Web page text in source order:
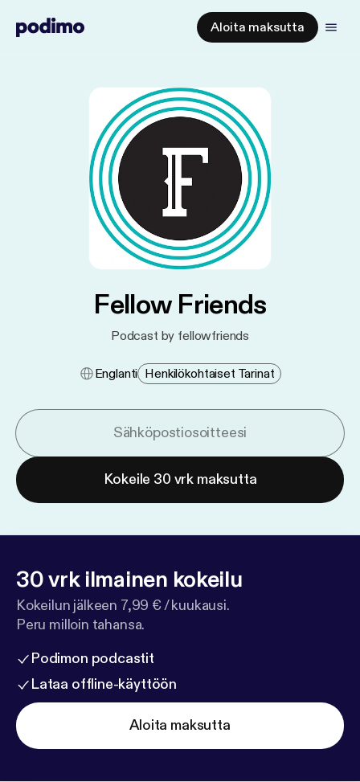
Aloita maksutta
Fellow Friends
Podcast by fellowfriends
Englanti Henkilökohtaiset Tarinat
Kokeile 30 vrk maksutta
30 vrk ilmainen kokeilu
Kokeilun jälkeen 7,99 € / kuukausi.
Peru milloin tahansa.
Podimon podcastit
Lataa offline-käyttöön
Aloita maksutta